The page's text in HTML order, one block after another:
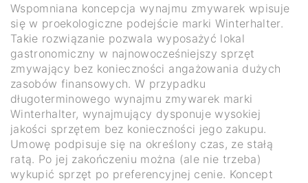
Wspomniana koncepcja wynajmu zmywarek wpisuje
się w proekologiczne podejście marki Winterhalter.
Takie rozwiązanie pozwala wyposażyć lokal
gastronomiczny w najnowocześniejszy sprzęt
zmywający bez konieczności angażowania dużych
zasobów finansowych. W przypadku
długoterminowego wynajmu zmywarek marki
Winterhalter, wynajmujący dysponuje wysokiej
jakości sprzętem bez konieczności jego zakupu.
Umowę podpisuje się na określony czas, ze stałą
ratą. Po jej zakończeniu można (ale nie trzeba)
wykupić sprzęt po preferencyjnej cenie. Koncept